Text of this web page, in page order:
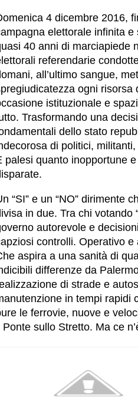
4 dicembre 2016,
elettorale infinita
40 anni di marciapiede
referendarie
all’ultimo sangue,
ogni risorsa
istituzionale e
Trasformando una
dello stato
di politici,
palesi quanto inopportune
“SI” e un “NO” dirimente
in due. Tra chi votando
autorevole e
controlli. Operativo
aspira a una sanità di
differenze da
di strade e
in tempi rapidi
le ferrovie, nuove e
Ponte sullo Stretto. Ma ce